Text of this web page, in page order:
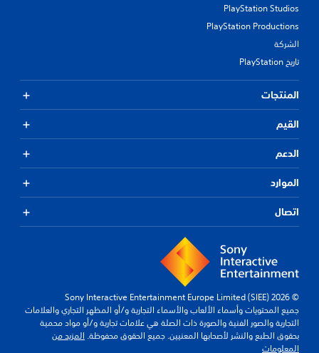
PlayStation Studios
PlayStation Productions
الشركة
تاريخ PlayStation
المنتجات
القيم
الدعم
الموارد
اتصال
© 2026 Sony Interactive Entertainment Europe Limited (SIEE)
جميع المحتويات وأسماء الألعاب والأسماء التجارية و/أو المظهر التجاري والعلامات
التجارية والصور الفنية والصورة ذات الصلة هي علامات تجارية و/أو مواد محمية
بحقوق الطبع والنشر لأصحابها المعنيين. جميع الحقوق محفوظة. المزيد من
المعلومات